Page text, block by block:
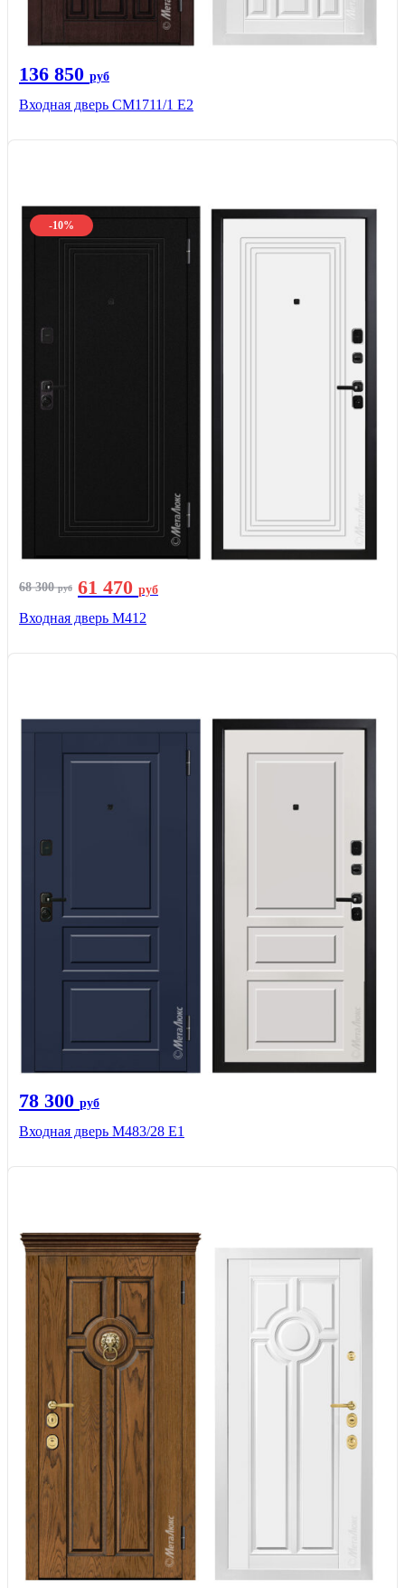
136 850 руб
Входная дверь CМ1711/1 Е2
-10%
68 300руб 61 470 руб
Входная дверь М412
78 300 руб
Входная дверь М483/28 Е1